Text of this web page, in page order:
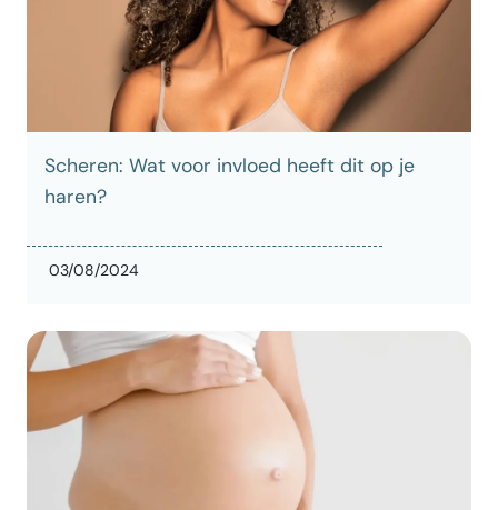
Scheren: Wat voor invloed heeft dit op je
haren?
03/08/2024